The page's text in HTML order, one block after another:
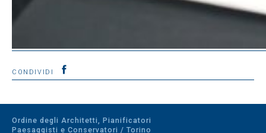
CONDIVIDI
Ordine degli Architetti, Pianificatori
Paesaggisti e Conservatori / Torino